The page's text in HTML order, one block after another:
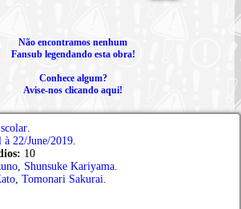
Não encontramos nenhum
Fansub legendando esta obra!
Conhece algum?
Avise-nos clicando aqui!
22/June/2019
10
Shunsuke Kariyama
Tomonari Sakurai